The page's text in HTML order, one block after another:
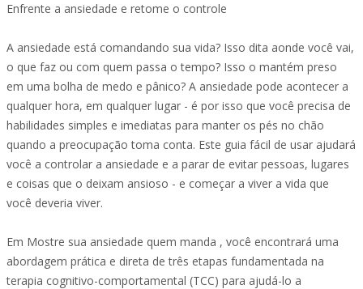
Enfrente a ansiedade e retome o controle
A ansiedade está comandando sua vida? Isso dita aonde você vai,
o que faz ou com quem passa o tempo? Isso o mantém preso
em uma bolha de medo e pânico? A ansiedade pode acontecer a
qualquer hora, em qualquer lugar - é por isso que você precisa de
habilidades simples e imediatas para manter os pés no chão
quando a preocupação toma conta. Este guia fácil de usar ajudará
você a controlar a ansiedade e a parar de evitar pessoas, lugares
e coisas que o deixam ansioso - e começar a viver a vida que
você deveria viver.
Em Mostre sua ansiedade quem manda , você encontrará uma
abordagem prática e direta de três etapas fundamentada na
terapia cognitivo-comportamental (TCC) para ajudá-lo a